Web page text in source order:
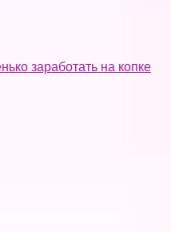
заработать на копке